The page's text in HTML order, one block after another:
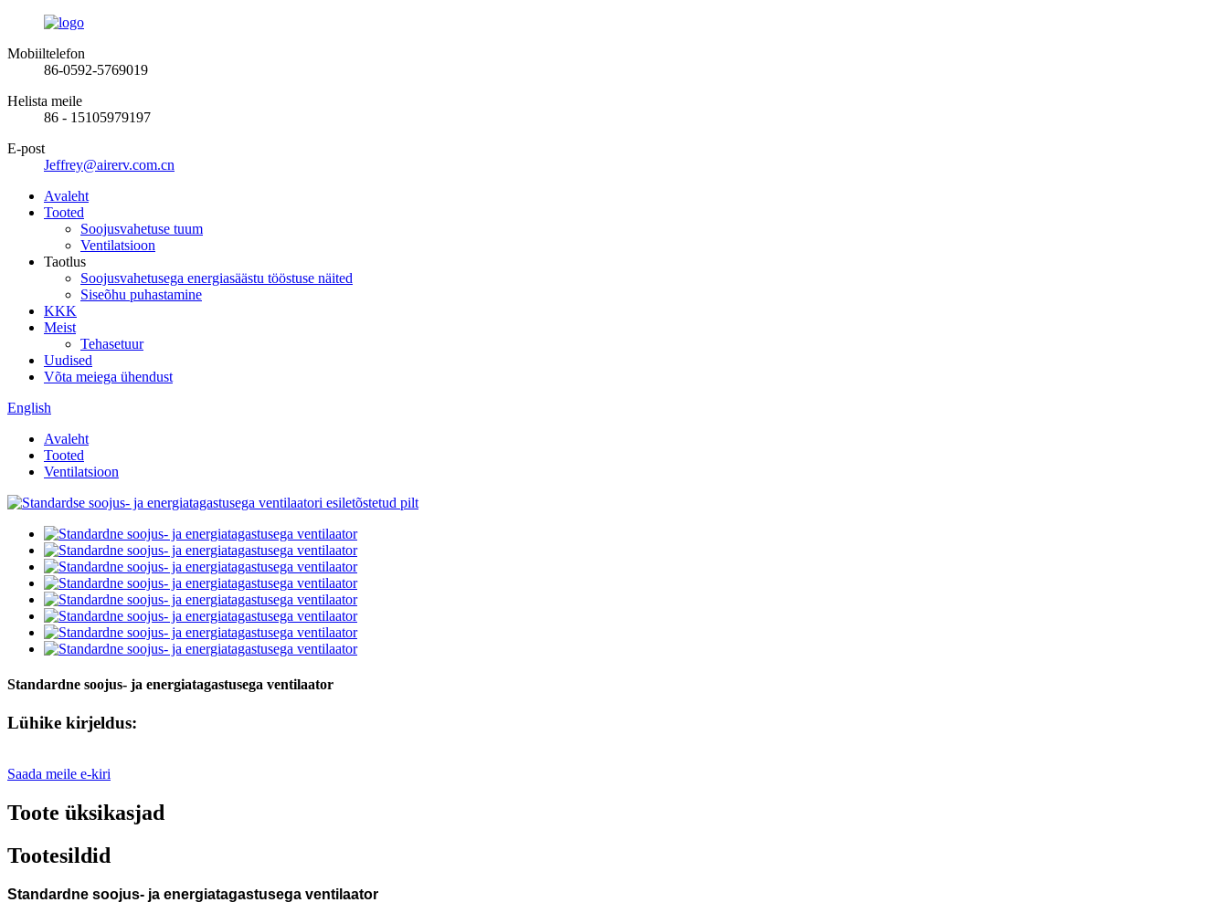
Mobiiltelefon
86-0592-5769019
Helista meile
86 - 15105979197
E-post
Jeffrey@airerv.com.cn
Avaleht
Tooted
Soojusvahetuse tuum
Ventilatsioon
Taotlus
Soojusvahetusega energiasäästu tööstuse näited
Siseõhu puhastamine
KKK
Meist
Tehasetuur
Uudised
Võta meiega ühendust
English
Avaleht
Tooted
Ventilatsioon
Standardne soojus- ja energiatagastusega ventilaator
Lühike kirjeldus:
Saada meile e-kiri
Toote üksikasjad
Tootesildid
Standardne soojus- ja energiatagastusega ventilaator